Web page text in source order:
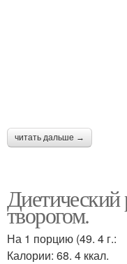
Лаваш с грибами
читать дальше →
Диетический
творогом.
На 1 порцию (49. 4 г.:
Калории: 68. 4 ккал.